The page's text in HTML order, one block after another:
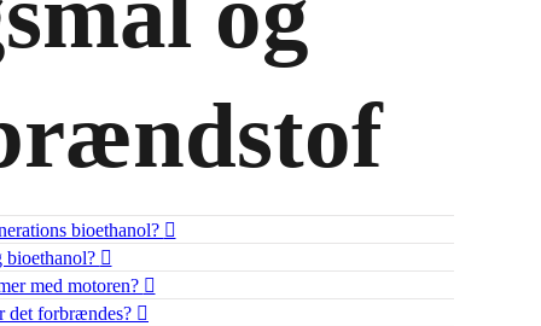
bioethanol?
med motoren?
det forbrændes?